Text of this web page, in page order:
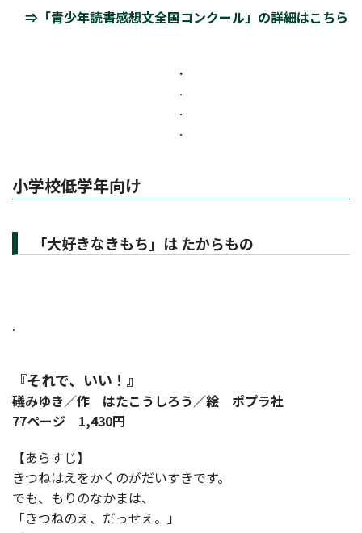
⇒「青少年読書感想文全国コンクール」の詳細はこちら
.
.
.
.
小学校低学年向け
「大好きなきもち」は たからもの
.
『それで、いい！』
礒みゆき／作 はたこうしろう／絵 ポプラ社
77ページ 1,430円
【あらすじ】
きつねはえをかくのがだいすきです。
でも、もりのなかまは、
「きつねのえ、だっせえ。」